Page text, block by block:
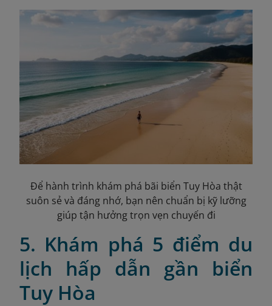
Để hành trình khám phá bãi biển Tuy Hòa thật
suôn sẻ và đáng nhớ, bạn nên chuẩn bị kỹ lưỡng
giúp tận hưởng trọn vẹn chuyến đi
5. Khám phá 5 điểm du
lịch hấp dẫn gần biển
Tuy Hòa